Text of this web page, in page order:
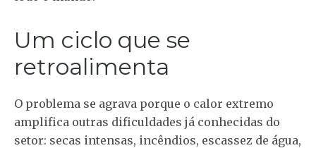
Um ciclo que se
retroalimenta
O problema se agrava porque o calor extremo
amplifica outras dificuldades já conhecidas do
setor: secas intensas, incêndios, escassez de água,